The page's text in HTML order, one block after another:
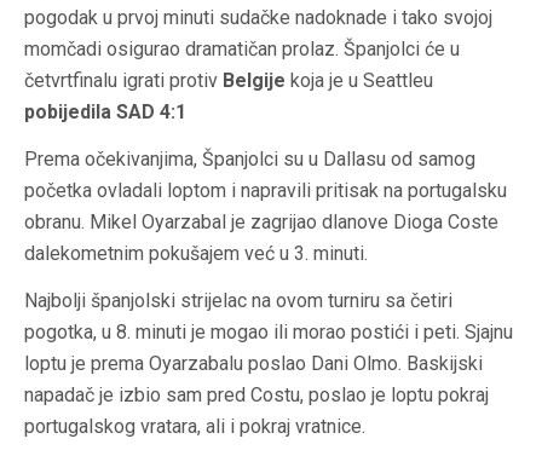
pogodak u prvoj minuti sudačke nadoknade i tako svojoj
momčadi osigurao dramatičan prolaz. Španjolci će u
četvrtfinalu igrati protiv Belgije koja je u Seattleu
pobijedila SAD 4:1
Prema očekivanjima, Španjolci su u Dallasu od samog
početka ovladali loptom i napravili pritisak na portugalsku
obranu. Mikel Oyarzabal je zagrijao dlanove Dioga Coste
dalekometnim pokušajem već u 3. minuti.
Najbolji španjolski strijelac na ovom turniru sa četiri
pogotka, u 8. minuti je mogao ili morao postići i peti. Sjajnu
loptu je prema Oyarzabalu poslao Dani Olmo. Baskijski
napadač je izbio sam pred Costu, poslao je loptu pokraj
portugalskog vratara, ali i pokraj vratnice.